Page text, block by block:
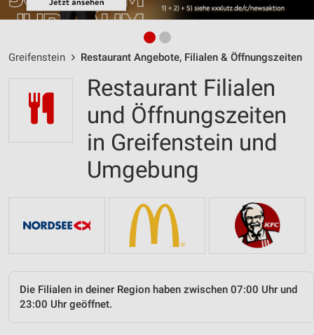
Greifenstein Restaurant Angebote, Filialen & Öffnungszeiten
Restaurant Filialen
und Öffnungszeiten
in Greifenstein und
Umgebung
Die Filialen in deiner Region haben zwischen 07:00 Uhr und
23:00 Uhr geöffnet.